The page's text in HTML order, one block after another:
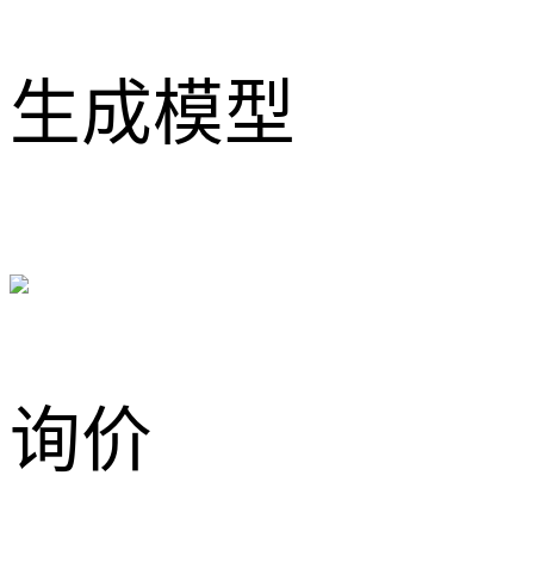
生成模型
询价